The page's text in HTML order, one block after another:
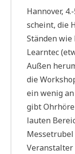
Hannover,
scheint, die
Ständen wie
Learntec
Außen
die
ein wenig
gibt
lauten
Veranstalter